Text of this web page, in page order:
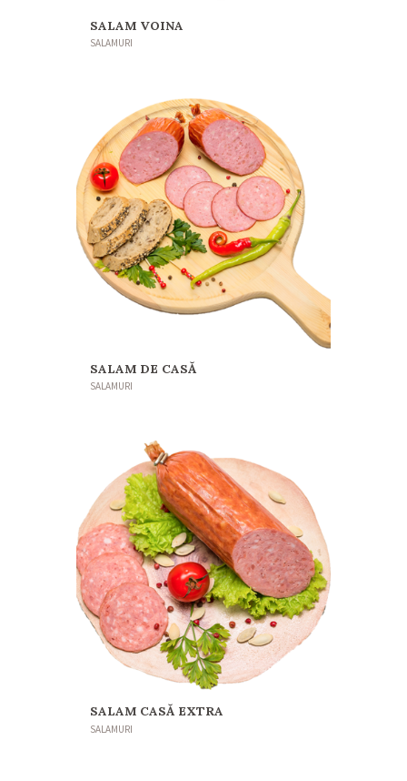
SALAM VOINA
SALAMURI
SALAM DE CASĂ
SALAMURI
SALAM CASĂ EXTRA
SALAMURI